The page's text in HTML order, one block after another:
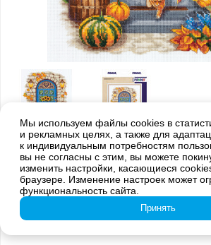
Внимание! Оттенки цветов готовой вышивки
изображения на обложке из-за погрешностей
GM-7105 Осень на
1 609руб.
Мы используем файлы cookies в
и рекламных целях, а также для
к индивидуальным потребностям
вы не согласны с этим, вы можете
изменить настройки, касающиеся
браузере. Изменение настроек может
функциональность сайта.
Принять